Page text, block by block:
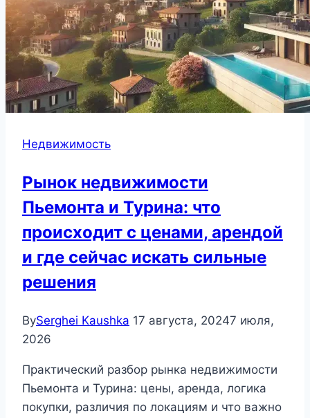
Недвижимость
Рынок недвижимости
Пьемонта и Турина: что
происходит с ценами, арендой
и где сейчас искать сильные
решения
BySerghei Kaushka 17 августа, 20247 июля,
2026
Практический разбор рынка недвижимости
Пьемонта и Турина: цены, аренда, логика
покупки, различия по локациям и что важно